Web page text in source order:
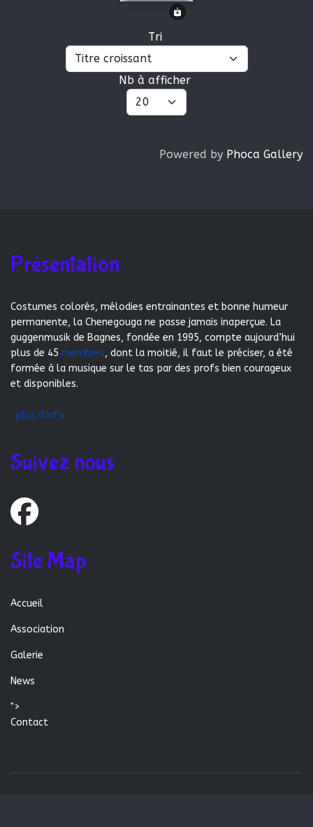
Tri
Nb à afficher
Powered by Phoca Gallery
Présentation
Costumes colorés, mélodies entrainantes et bonne humeur
permanente, la Chenegouga ne passe jamais inaperçue. La
guggenmusik de Bagnes, fondée en 1995, compte aujourd’hui
plus de 45 membres, dont la moitié, il faut le préciser, a été
formée à la musique sur le tas par des profs bien courageux
et disponibles.
plus d'info
Suivez nous
Site Map
Accueil
Association
Galerie
News
">
Contact